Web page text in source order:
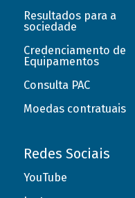
Resultados para a
sociedade
Credenciamento de
Equipamentos
Consulta PAC
Moedas contratuais
Redes Sociais
YouTube